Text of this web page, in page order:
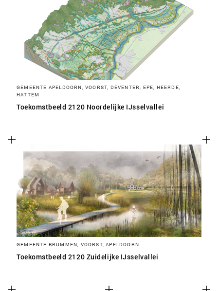
GEMEENTE APELDOORN, VOORST, DEVENTER, EPE, HEERDE,
HATTEM
Toekomstbeeld 2120 Noordelijke IJsselvallei
GEMEENTE BRUMMEN, VOORST, APELDOORN
Toekomstbeeld 2120 Zuidelijke IJsselvallei
SLA VOORKEUREN OP